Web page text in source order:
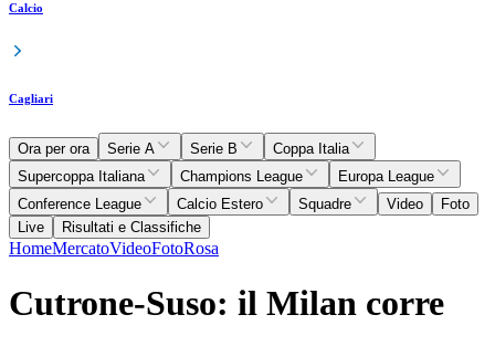
Calcio
Cagliari
Ora per ora Serie A Serie B
Coppa Italia
Supercoppa Italiana
Champions League
Europa League
Conference League
Calcio Estero Squadre Video
Foto
Live
Risultati e Classifiche
HomeMercatoVideoFotoRosa
Cutrone-Suso: il Milan corre